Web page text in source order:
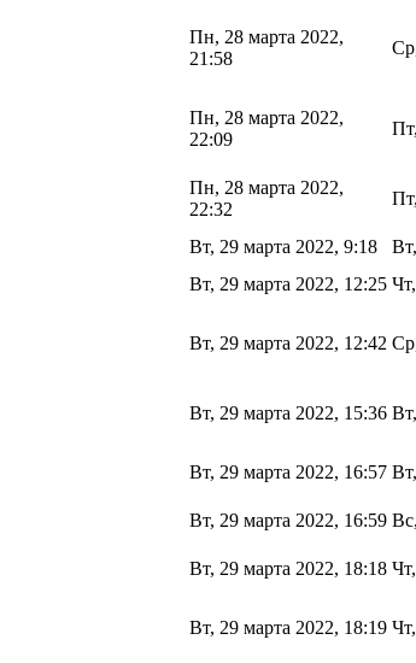
Пн, 28 марта 2022,
21:58
Пн, 28 марта 2022,
22:09
Пн, 28 марта 2022,
22:32
Вт, 29 марта 2022, 9:18
Вт, 29 марта 2022, 12:25
Вт, 29 марта 2022, 12:42
Вт, 29 марта 2022, 15:36
Вт, 29 марта 2022, 16:57
Вт, 29 марта 2022, 16:59
Вт, 29 марта 2022, 18:18
Вт, 29 марта 2022, 18:19